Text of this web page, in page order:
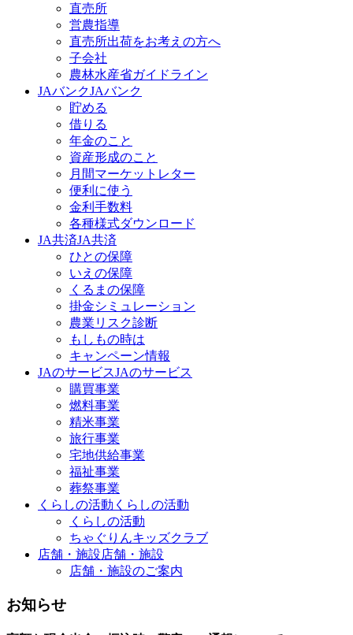
直売所
営農指導
直売所出荷をお考えの方へ
子会社
農林水産省ガイドライン
JAバンクJAバンク
貯める
借りる
年金のこと
資産形成のこと
月間マーケットレター
便利に使う
金利手数料
各種様式ダウンロード
JA共済JA共済
ひとの保障
いえの保障
くるまの保障
掛金シミュレーション
農業リスク診断
もしもの時は
キャンペーン情報
JAのサービスJAのサービス
購買事業
燃料事業
精米事業
旅行事業
宅地供給事業
福祉事業
葬祭事業
くらしの活動 くらしの活動
くらしの活動
ちゃぐりんキッズクラブ
店舗・施設店舗・施設
店舗・施設のご案内
お知らせ